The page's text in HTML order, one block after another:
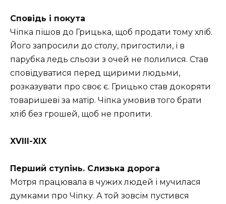
Сповідь і покута
Чіпка пішов до Грицька, щоб продати тому хліб.
Його запросили до столу, пригостили, і в
парубка ледь сльози з очей не полилися. Став
сповідуватися перед щирими людьми,
розказувати про своє є. Грицько став докоряти
товаришеві за матір. Чіпка умовив того брати
хліб без грошей, щоб не пропити.
XVIII-XIX
Перший ступінь. Слизька дорога
Мотря працювала в чужих людей і мучилася
думками про Чіпку. А той зовсім пустився